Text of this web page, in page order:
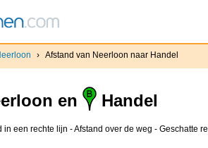
› Afstand van Neerloon naar Handel
en Handel
een rechte lijn - Afstand over de weg - Geschatte